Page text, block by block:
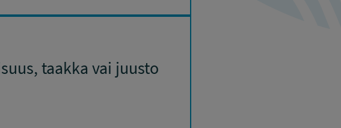
taakka vai juusto